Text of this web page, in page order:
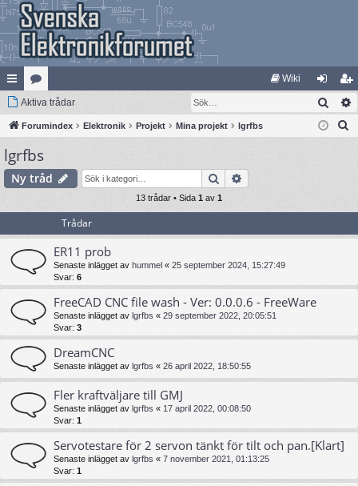
na
bb
lä
nk
at
eg
ori
er
Wiki
og
ga
li
m
Aktiva trådar Sök
Forumindex Elektronik Projekt Mina projekt lgrfbs
lgrfbs
Ny tråd Sök
13 trådar • Sida 1 av 1
Trådar
ER11 prob
Senaste inlägget av hummel « 25 september 2024, 15:27:49
Svar: 6
FreeCAD CNC file wash - Ver: 0.0.0.6 - FreeWare
Senaste inlägget av lgrfbs « 29 september 2022, 20:05:51
Svar: 3
DreamCNC
Senaste inlägget av lgrfbs « 26 april 2022, 18:50:55
Fler kraftväljare till GMJ
Senaste inlägget av lgrfbs « 17 april 2022, 00:08:50
Svar: 1
Servotestare för 2 servon tänkt för tilt och pan.[Klart]
Senaste inlägget av lgrfbs « 7 november 2021, 01:13:25
Svar: 1